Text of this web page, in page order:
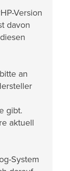
Version
davon
an
gibt.
aktuell
System